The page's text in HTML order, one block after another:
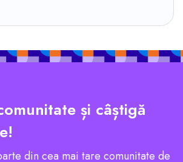
și câștigă
din cea mai tare comunitate de